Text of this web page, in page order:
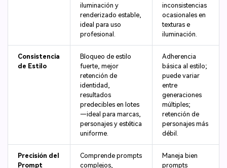
iluminación y
renderizado estable,
ideal para uso
profesional.
inconsistencias
ocasionales en
texturas e
iluminación.
Consistencia
de Estilo
Bloqueo de estilo
fuerte, mejor
retención de
identidad,
resultados
predecibles en lotes
—ideal para marcas,
personajes y estética
uniforme.
Adherencia
básica al estilo;
puede variar
entre
generaciones
múltiples;
retención de
personajes más
débil.
Precisión del
Prompt
Comprende prompts
complejos,
Maneja bien
prompts